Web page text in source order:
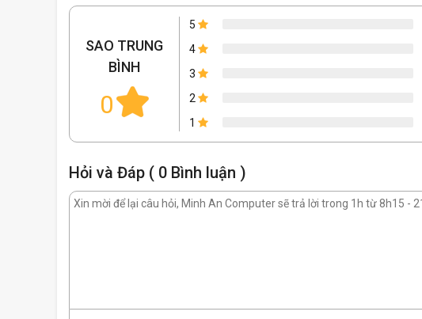
SAO TRUNG
BÌNH
0
5
4
3
2
1
Hỏi và Đáp ( 0 Bình luận )